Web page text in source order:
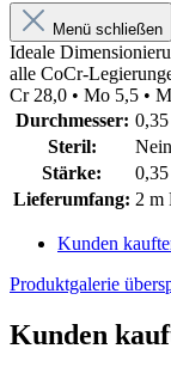
Menü schließen
Ideale
alle CoCr-
Cr 28,0 • Mo 5,5 •
Durchmesser:
Steril:
Nein
Stärke:
Lieferumfang: 2 m
Kunden
Produktgalerie
Kunden